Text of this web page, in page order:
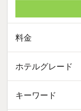
料金
ホテルグレード
キーワード